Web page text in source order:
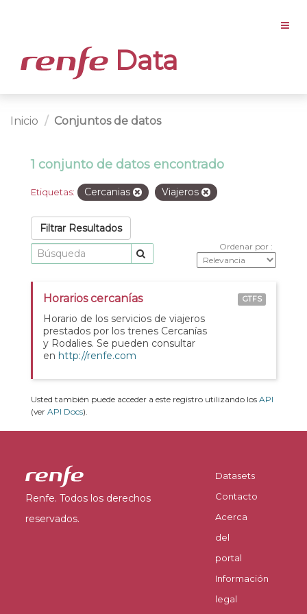
Data
Inicio Conjuntos de datos
1 conjunto de datos encontrado
Etiquetas: Cercanias Viajeros
Filtrar Resultados
Ordenar por
Horarios cercanías
Horario de los servicios de viajeros
prestados por los trenes Cercanías
y Rodalies. Se pueden consultar
en http://renfe.com
GTFS
Usted también puede acceder a este registro utilizando los API
(ver API Docs).
Renfe. Todos los derechos
reservados.
Datasets
Contacto
Acerca
del
portal
Información
legal